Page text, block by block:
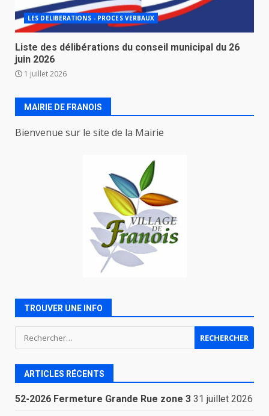
LES DELIBERATIONS - PROCES VERBAUX
Liste des délibérations du conseil municipal du 26
juin 2026
1 juillet 2026
MAIRIE DE FRANOIS
Bienvenue sur le site de la Mairie
TROUVER UNE INFO
Rechercher :
ARTICLES RÉCENTS
52-2026 Fermeture Grande Rue zone 3 31 juillet 2026